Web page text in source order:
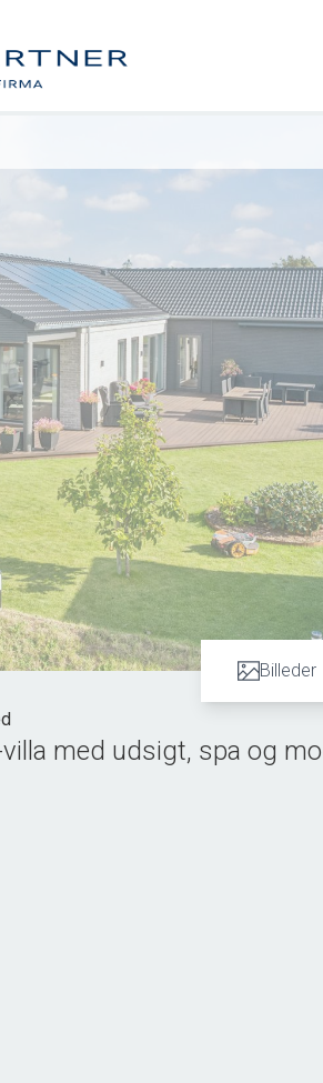
Billeder
med udsigt, spa og